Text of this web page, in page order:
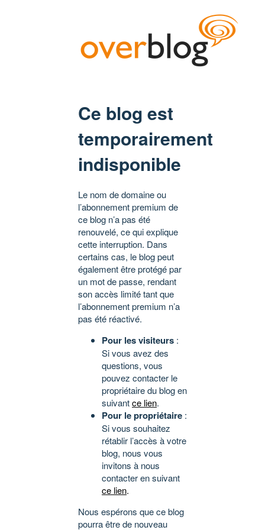
Ce blog est
temporairement
indisponible
Le nom de domaine ou
l’abonnement premium de
ce blog n’a pas été
renouvelé, ce qui explique
cette interruption. Dans
certains cas, le blog peut
également être protégé par
un mot de passe, rendant
son accès limité tant que
l’abonnement premium n’a
pas été réactivé.
Pour les visiteurs :
Si vous avez des
questions, vous
pouvez contacter le
propriétaire du blog en
suivantce lien.
Pour le propriétaire :
Si vous souhaitez
rétablir l’accès à votre
blog, nous vous
invitons à nous
contacter en suivant
ce lien.
Nous espérons que ce blog
pourra être de nouveau